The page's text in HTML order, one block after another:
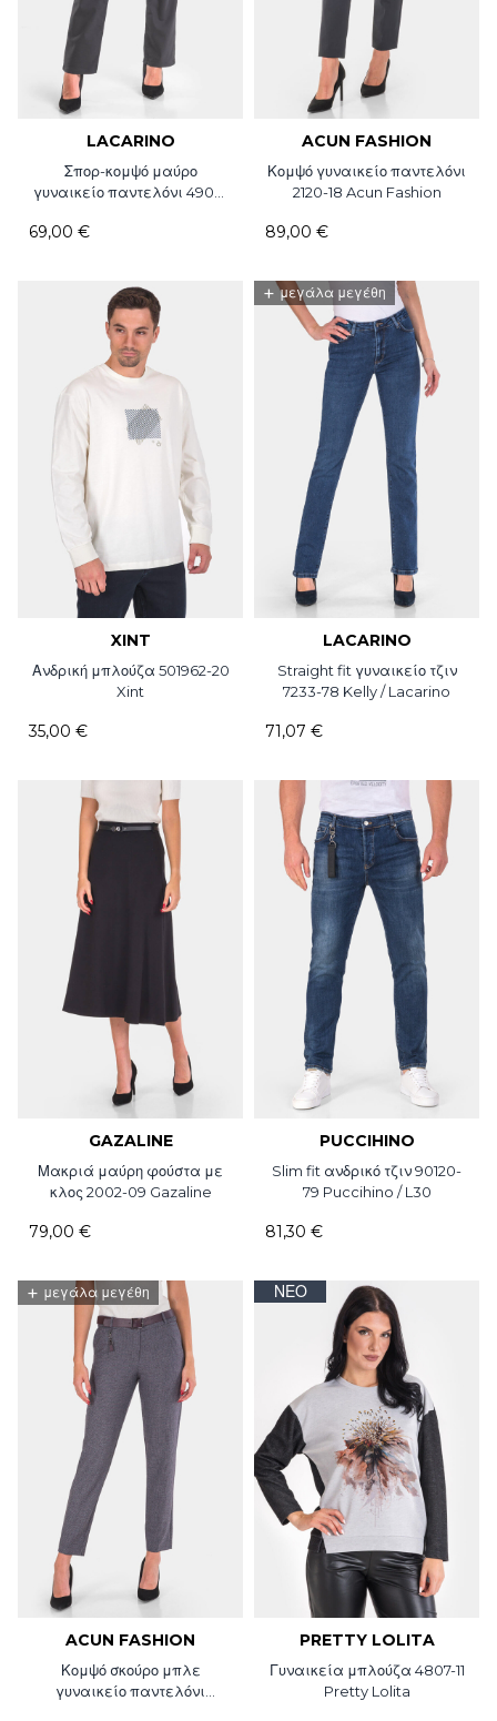
LACARINO
Σπορ-κομψό μαύρο
γυναικείο παντελόνι 4909-
69,00 €
ACUN FASHION
Κομψό γυναικείο παντελόνι
2120-18 Acun Fashion
89,00 €
XINT
Ανδρική μπλούζα 501962-20
Xint
35,00 €
+ μεγάλα μεγέθη
LACARINO
Straight fit γυναικείο τζιν
7233-78 Kelly / Lacarino
71,07 €
GAZALINE
Μακριά μαύρη φούστα με
κλος 2002-09 Gazaline
79,00 €
PUCCIHINO
Slim fit ανδρικό τζιν 90120-
79 Puccihino / L30
81,30 €
+ μεγάλα μεγέθη
ACUN FASHION
Κομψό σκούρο μπλε
γυναικείο παντελόνι
ΝΈΟ
PRETTY LOLITA
Γυναικεία μπλούζα 4807-11
Pretty Lolita